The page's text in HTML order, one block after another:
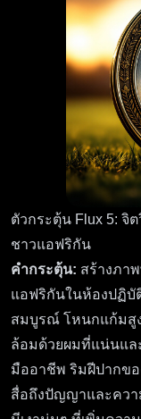
ตัวกระตุ้น Flux 5:
ชาวแอฟริกัน
คำกระตุ้น: สร้างภา
แอฟริกันในห้องปฏิบั
สมบูรณ์ โหนกแก้มสู
ล้อมด้วยผมที่แน่นแล
มืออาชีพ ริมฝีปากขอ
สื่อถึงปัญญาและควา